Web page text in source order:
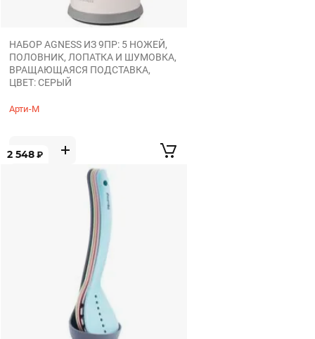
НАБОР AGNESS ИЗ 9ПР: 5 НОЖЕЙ,
ПОЛОВНИК, ЛОПАТКА И ШУМОВКА,
ВРАЩАЮЩАЯСЯ ПОДСТАВКА,
ЦВЕТ: СЕРЫЙ
Арти-М
2 548 ₽